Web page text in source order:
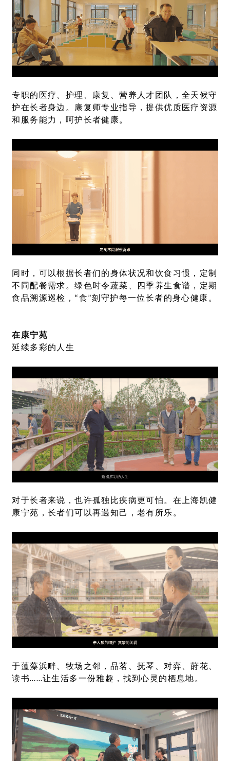
专职的医疗、护理、康复、营养人才团队，全天候守
护在长者身边。康复师专业指导，提供优质医疗资源
和服务能力，呵护长者健康。
同时，可以根据长者们的身体状况和饮食习惯，定制
不同配餐需求。绿色时令蔬菜、四季养生食谱，定期
食品溯源巡检，“食”刻守护每一位长者的身心健康。
在康宁苑
延续多彩的人生
对于长者来说，也许孤独比疾病更可怕。在上海凯健
康宁苑，长者们可以再遇知己，老有所乐。
于蕰藻浜畔、牧场之邻，品茗、抚琴、对弈、莳花、
读书……让生活多一份雅趣，找到心灵的栖息地。